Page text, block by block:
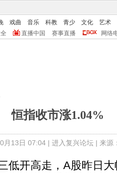
戏曲 音乐 科教 青少 文化
艺术
直播中国 赛事直播 网络
恒指收市涨1.04%
月13日 07:04 | 进入复兴论坛 | 来源
开高走，A股昨日大